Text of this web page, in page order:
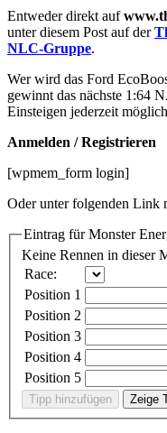
Entweder direkt auf
unter diesem Post auf der
NLC-Gruppe.
Wer wird das Ford
gewinnt das nächste 1:64
Einsteigen jederzeit
Anmelden / Registrieren
[wpmem_form login]
Oder unter folgenden Link
Eintrag für Monster
Keine Rennen in dieser
Race:
Position 1
Position 2
Position 3
Position 4
Position 5